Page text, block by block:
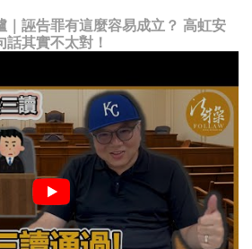
｜誣告罪有這麼容易成立？ 高虹安
其實不太對！